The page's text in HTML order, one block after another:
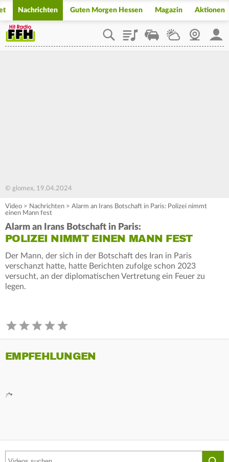
Nachrichten Guten Morgen Hessen Magazin Aktionen
PlaylistStaupilotWetterWebcam
© glomex, 19.04.2024
Video > Nachrichten > Alarm an Irans Botschaft in Paris: Polizei nimmt
einen Mann fest
Alarm an Irans Botschaft in Paris:
POLIZEI NIMMT EINEN MANN FEST
Der Mann, der sich in der Botschaft des Iran in Paris
verschanzt hatte, hatte Berichten zufolge schon 2023
versucht, an der diplomatischen Vertretung ein Feuer zu
legen.
EMPFEHLUNGEN